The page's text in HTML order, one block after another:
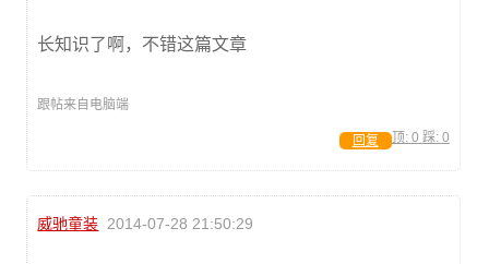
长知识了啊，不错这篇文章
跟帖来自电脑端
顶: 0 踩: 0
回复
威驰童装 2014-07-28 21:50:29